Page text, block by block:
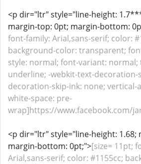
<p dir="ltr" style="line-height:
margin-top: 0pt; margin-bottom:
font-family: Arial,sans-serif; color:
background-color: transparent;
style: normal; font-variant:
underline; -webkit-text-decoration-
decoration-skip-ink: none; vertical-
white-space: pre-
wrap]https://www.facebook.com/
<p dir="ltr" style="line-height: 1.68;
margin-bottom: 0pt;">[size= 11pt;
Arial,sans-serif; color: #1155cc;